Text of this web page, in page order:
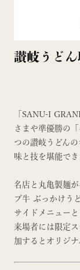
讃岐うど
「SANU-I
さまや準優勝の
つの讃岐うどん
味と技を堪能でき
名店と丸亀製麺
ブ牛 ぶっかけう
サイドメニュー
来場者には限定
加するとオリジナ